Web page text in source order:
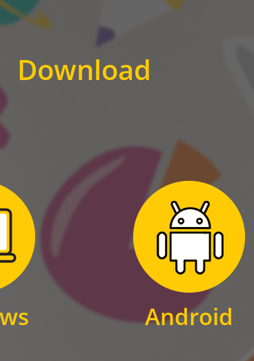
Download
Android
Zum Download
für Android